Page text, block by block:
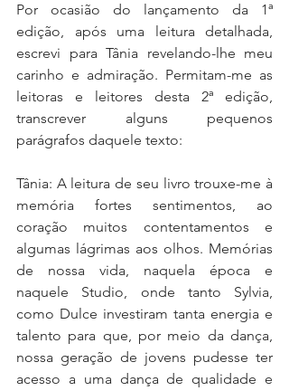
Por ocasião do lançamento da 1ª
edição, após uma leitura detalhada,
escrevi para Tânia revelando-lhe meu
carinho e admiração. Permitam-me as
leitoras e leitores desta 2ª edição,
transcrever alguns pequenos
parágrafos daquele texto:
Tânia: A leitura de seu livro trouxe-me à
memória fortes sentimentos, ao
coração muitos contentamentos e
algumas lágrimas aos olhos. Memórias
de nossa vida, naquela época e
naquele Studio, onde tanto Sylvia,
como Dulce investiram tanta energia e
talento para que, por meio da dança,
nossa geração de jovens pudesse ter
acesso a uma dança de qualidade e